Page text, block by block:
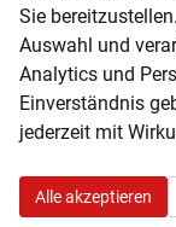
Volvo
Sie
Auswahl und
Analytics und
Einverständnis
jederzeit mit
Alle akzeptieren